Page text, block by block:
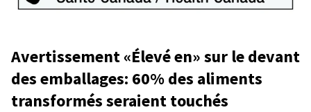
Avertissement «Élevé en» sur le devant
des emballages: 60% des aliments
transformés seraient touchés